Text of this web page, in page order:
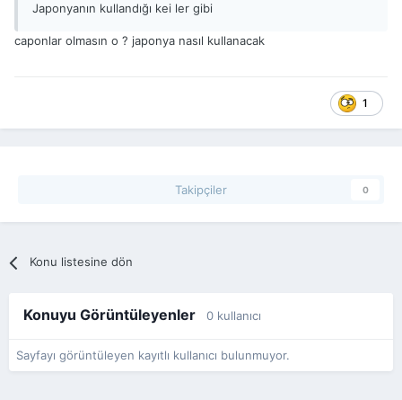
Japonyanın kullandığı kei ler gibi
caponlar olmasın o ? japonya nasıl kullanacak
1
Takipçiler 0
Konu listesine dön
Konuyu Görüntüleyenler 0 kullanıcı
Sayfayı görüntüleyen kayıtlı kullanıcı bulunmuyor.